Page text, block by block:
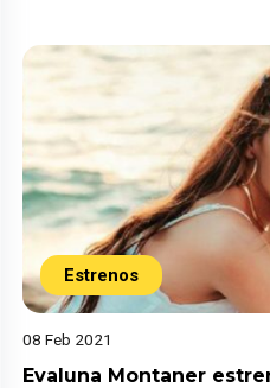
Estrenos
08 Feb 2021
Evaluna Montaner